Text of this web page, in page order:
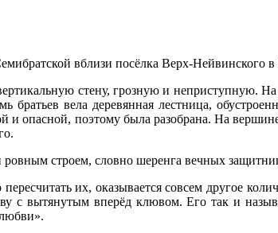
вблизи посёлка Верх-Нейвинского в
стену, грозную и неприступную.
вела деревянная лестница,
опасной, поэтому была разобрана. На
строем, словно шеренга вечных
их, оказывается совсем другое
с вытянутым вперёд клювом. Его так и